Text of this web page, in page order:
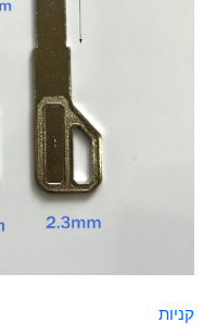
קניות